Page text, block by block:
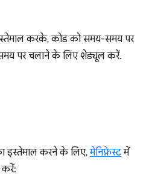
करके, कोड को समय-समय पर
पर चलाने के लिए शेड्यूल करें.
इस्तेमाल करने के लिए,मेनिफ़ेस्टमें
करें: